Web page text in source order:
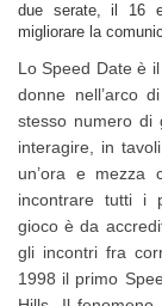
due serate, il 16
migliorare la
Lo Speed Date è
donne nell’arco
stesso numero di
interagire, in
un’ora e mezza
incontrare tutti i
gioco è da
gli incontri fra
1998 il primo